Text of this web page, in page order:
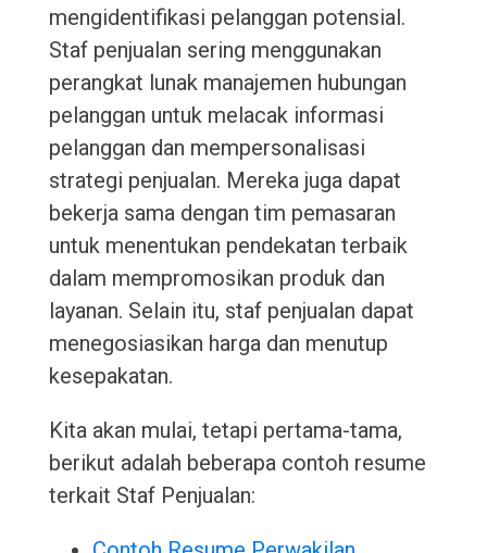
mengidentifikasi pelanggan potensial.
Staf penjualan sering menggunakan
perangkat lunak manajemen hubungan
pelanggan untuk melacak informasi
pelanggan dan mempersonalisasi
strategi penjualan. Mereka juga dapat
bekerja sama dengan tim pemasaran
untuk menentukan pendekatan terbaik
dalam mempromosikan produk dan
layanan. Selain itu, staf penjualan dapat
menegosiasikan harga dan menutup
kesepakatan.
Kita akan mulai, tetapi pertama-tama,
berikut adalah beberapa contoh resume
terkait Staf Penjualan: